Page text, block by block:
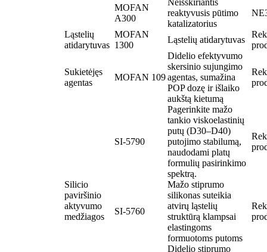
MOFAN
A300
Neišskiriantis
reaktyvusis pūtimo
katalizatorius
Ląstelių
atidarytuvas
MOFAN
1300
Ląstelių atidarytuvas
Sukietėjęs
agentas
MOFAN 109
Didelio efektyvumo
skersinio sujungimo
agentas, sumažina
POP dozę ir išlaiko
aukštą kietumą
Silicio
paviršinio
aktyvumo
medžiagos
SI-5790
Pagerinkite mažo
tankio viskoelastinių
putų (D30–D40)
putojimo stabilumą,
naudodami platų
formulių pasirinkimo
spektrą.
SI-5760
Mažo stiprumo
silikonas suteikia
atvirų ląstelių
struktūrą klampsai
elastingoms
formuotoms putoms
Didelio stiprumo